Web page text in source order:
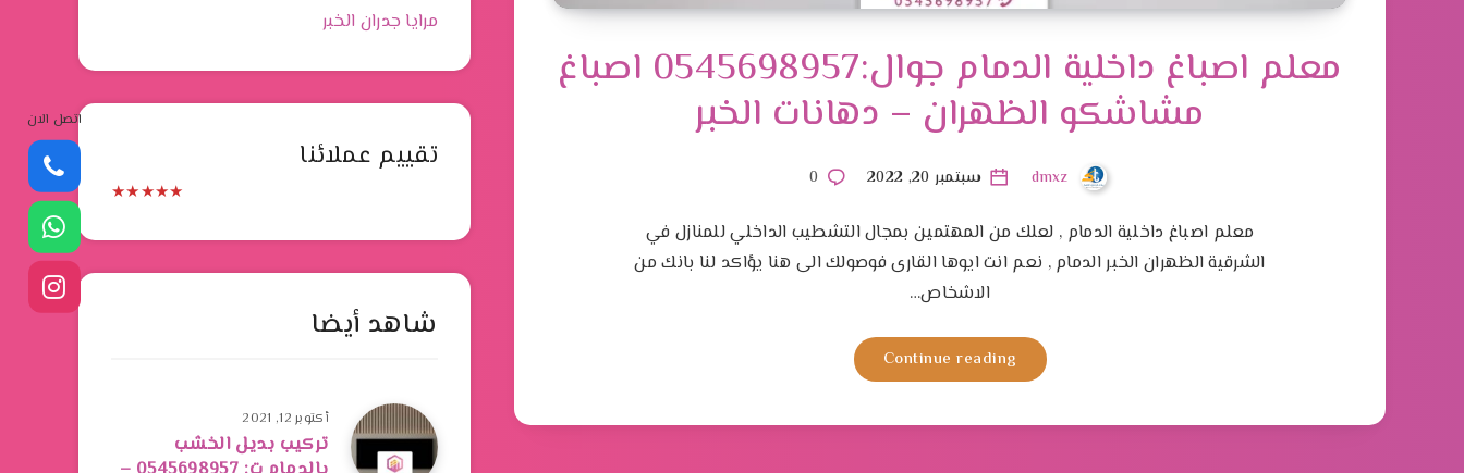
معلم اصباغ داخلية الدمام جوال:0545698957 اصباغ
مشاشكو الظهران – دهانات الخبر
dmxz سبتمبر 20, 2022 0
معلم اصباغ داخلية الدمام , لعلك من المهتمين بمجال التشطيب الداخلي للمنازل في
الشرقية الظهران الخبر الدمام , نعم انت ايوها القارى فوصولك الى هنا يؤاكد لنا بانك من
الاشخاص…
Continue reading
مرايا جدران الخبر
تقييم عملائنا
★
★
★
★
★
شاهد أيضا
أكتوبر 12, 2021
تركيب بديل الخشب
اتصل الان